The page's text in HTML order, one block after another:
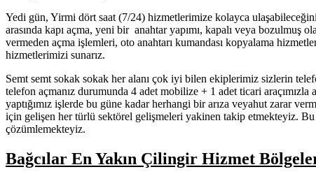
Yedi gün, Yirmi dört saat (7/24) hizmetlerimize kolayca
arasında kapı açma, yeni bir anahtar yapımı, kapalı veya bozulmuş
vermeden açma işlemleri, oto anahtarı kumandası kopyalama
hizmetlerimizi sunarız.
Semt semt sokak sokak her alanı çok iyi bilen ekiplerimiz sizlerin
telefon açmanız durumunda 4 adet mobilize + 1 adet ticari
yaptığımız işlerde bu güne kadar herhangi bir arıza veyahut zarar
için gelişen her türlü sektörel gelişmeleri yakinen takip etmekteyiz. Bu
çözümlemekteyiz.
Bağcılar En Yakın Çilingir Hizmet